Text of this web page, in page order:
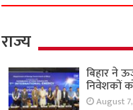
राज्य
बिहार ने
निवेशकों
August